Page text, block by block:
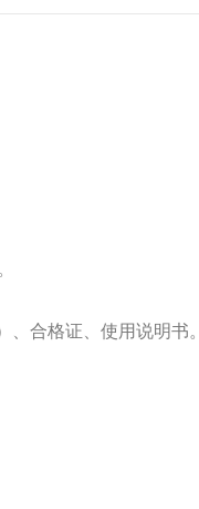
合格证、使用说明书。